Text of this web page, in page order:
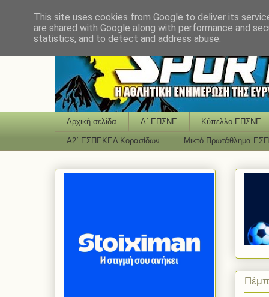
Αρχική σελίδα Α΄ ΕΠΣΝΕ Κύπελλο ΕΠΣΝΕ
Α2΄ ΕΣΠΕΚΕΛ Κορασίδων Μικτό Πρωτάθλημα
This site uses cookies from Google to deliver its
are shared with Google along with performance and
statistics, and to detect and address abuse.